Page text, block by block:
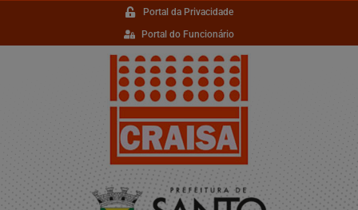
Portal da Privacidade
Portal do Funcionário